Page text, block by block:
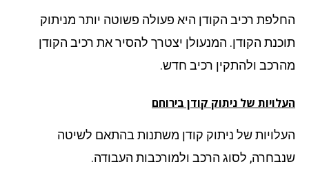
רכיב הקודן היא פעולה פשוטה יותר מניתוק
הקודן. המנעולן יצטרך להסיר את רכיב הקודן
ולהתקין רכיב חדש.
של ניתוק קודן בירוחם
של ניתוק קודן משתנות בהתאם לשיטה
לסוג הרכב ולמורכבות העבודה.